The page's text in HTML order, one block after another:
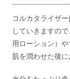
コルカタライザ
していきますの
用ローション）
肌を潤わせた後に